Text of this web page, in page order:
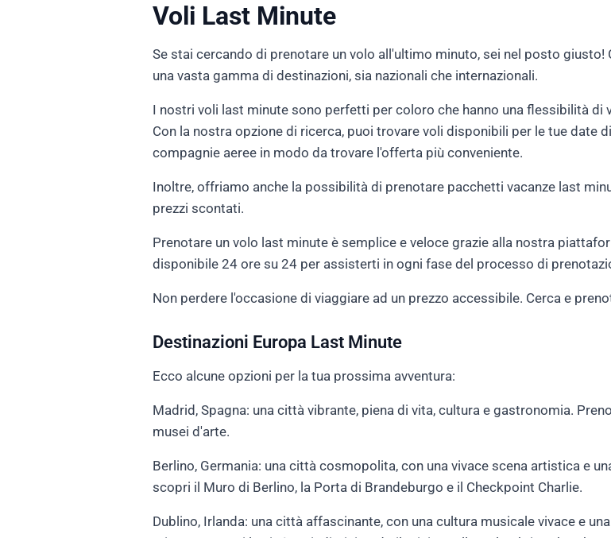
Voli Last Minute
Se stai cercando di prenotare un volo all'ultimo minuto, sei nel posto
una vasta gamma di destinazioni, sia nazionali che internazionali.
I nostri voli last minute sono perfetti per coloro che hanno una flessibilità
Con la nostra opzione di ricerca, puoi trovare voli disponibili per le tue date
compagnie aeree in modo da trovare l'offerta più conveniente.
Inoltre, offriamo anche la possibilità di prenotare pacchetti vacanze last
prezzi scontati.
Prenotare un volo last minute è semplice e veloce grazie alla nostra
disponibile 24 ore su 24 per assisterti in ogni fase del processo di
Non perdere l'occasione di viaggiare ad un prezzo accessibile. Cerca e
Destinazioni Europa Last Minute
Ecco alcune opzioni per la tua prossima avventura:
Madrid, Spagna: una città vibrante, piena di vita, cultura e gastronomia.
musei d'arte.
Berlino, Germania: una città cosmopolita, con una vivace scena artistica e
scopri il Muro di Berlino, la Porta di Brandeburgo e il Checkpoint Charlie.
Dublino, Irlanda: una città affascinante, con una cultura musicale vivace e